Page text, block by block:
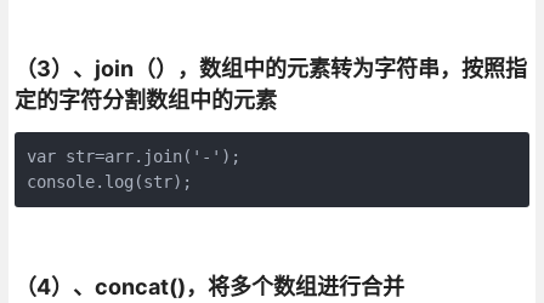
（3）、join（），数组中的元素转为字符串，按照指
定的字符分割数组中的元素
var str=arr.join('-');
console.log(str);
（4）、concat()，将多个数组进行合并